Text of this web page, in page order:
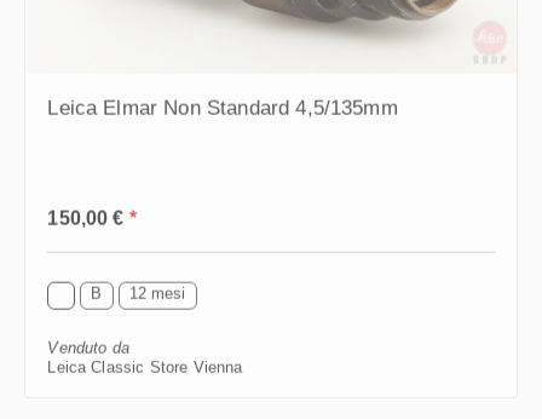
Leica Elmar Non Standard 4,5/135mm
150,00 € *
B 12 mesi
Venduto da
Leica Classic Store Vienna